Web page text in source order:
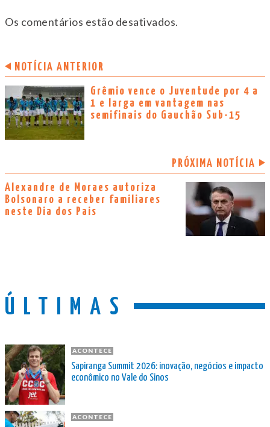
Os comentários estão desativados.
NOTÍCIA ANTERIOR
Grêmio vence o Juventude por 4 a
1 e larga em vantagem nas
semifinais do Gauchão Sub-15
PRÓXIMA NOTÍCIA
Alexandre de Moraes autoriza
Bolsonaro a receber familiares
neste Dia dos Pais
ÚLTIMAS
ACONTECE
Sapiranga Summit 2026: inovação, negócios e impacto
econômico no Vale do Sinos
ACONTECE